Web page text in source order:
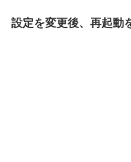
設定を変更後、再起動